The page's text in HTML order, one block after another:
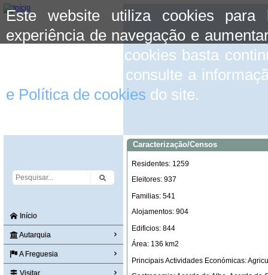
Este website utiliza cookies para
experiência de navegação e
aceitar o uso de cookies basta
mais informação consulte a
e Política de cookies do site.
Início
Autarquia
A Freguesia
Visitar
Caracterização/Censos
Residentes: 1259
Eleitores: 937
Familias: 541
Alojamentos: 904
Edificios: 844
Área: 136 km2
Principais Actividades Económicas: